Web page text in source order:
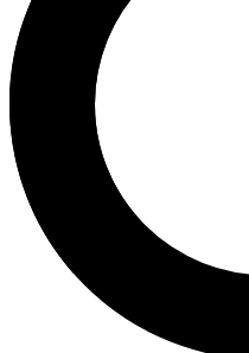
Schiedsrichter
Football Lexikon